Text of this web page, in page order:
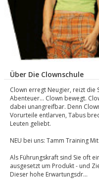
Über Die Clownschule
Clown erregt Neugier, reizt die
Abenteuer... Clown bewegt.
dabei unangreifbar. Denn
Vorurteile entlarven, Tabus
Leuten geliebt.
NEU bei uns: Tamm Training
Als Führungskraft sind Sie oft
ausgesetzt um Produkt - und
Dieser hohe Erwartungsdr...